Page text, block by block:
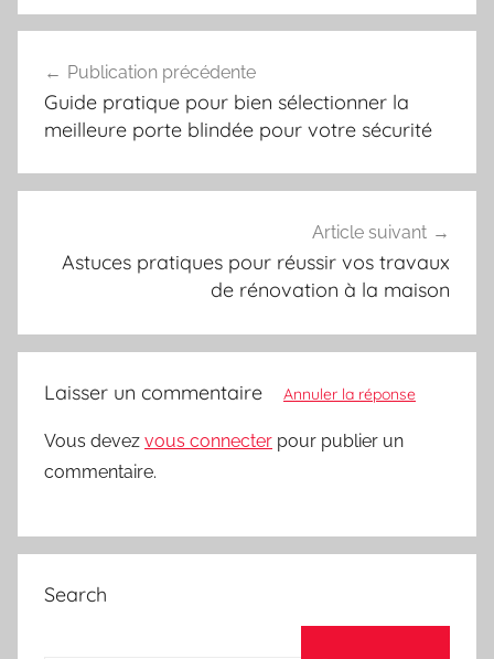
de
l’article
Publication précédente
Guide pratique pour bien sélectionner la
meilleure porte blindée pour votre sécurité
Article suivant
Astuces pratiques pour réussir vos travaux
de rénovation à la maison
Laisser un commentaire Annuler la réponse
Vous devez vous connecter pour publier un
commentaire.
Search